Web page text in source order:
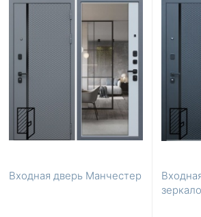
Входная дверь Манчестер